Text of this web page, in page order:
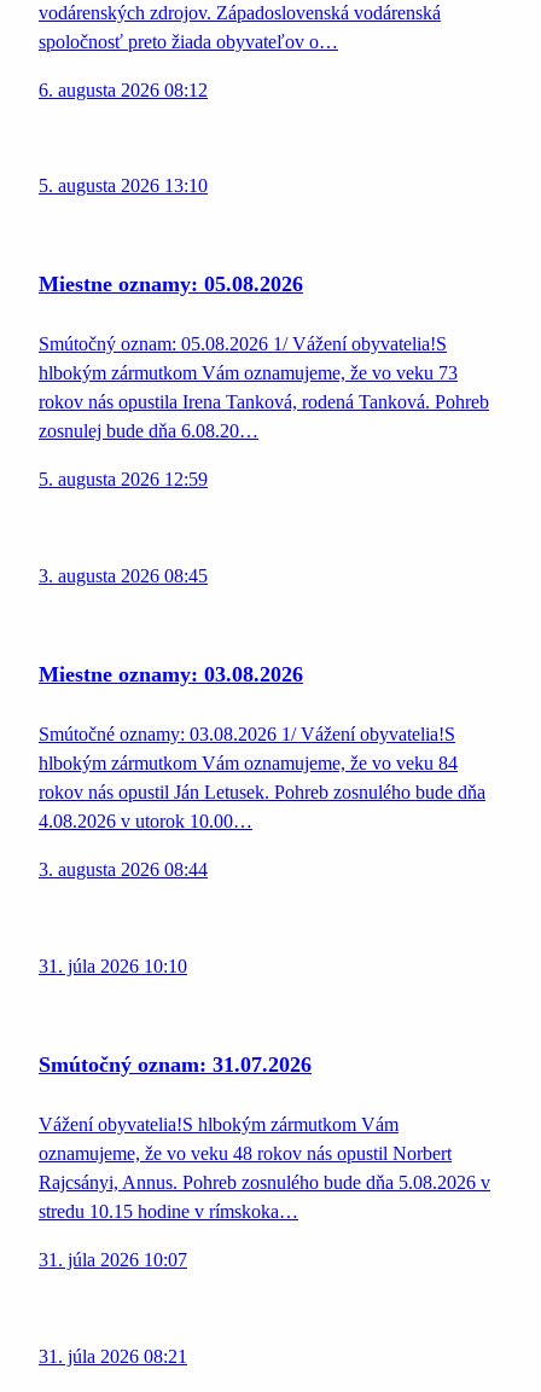
vodárenských zdrojov. Západoslovenská vodárenská
spoločnosť preto žiada obyvateľov o…
6. augusta 2026 08:12
5. augusta 2026 13:10
Miestne oznamy: 05.08.2026
Smútočný oznam: 05.08.2026 1/ Vážení obyvatelia!S
hlbokým zármutkom Vám oznamujeme, že vo veku 73
rokov nás opustila Irena Tanková, rodená Tanková. Pohreb
zosnulej bude dňa 6.08.20…
5. augusta 2026 12:59
3. augusta 2026 08:45
Miestne oznamy: 03.08.2026
Smútočné oznamy: 03.08.2026 1/ Vážení obyvatelia!S
hlbokým zármutkom Vám oznamujeme, že vo veku 84
rokov nás opustil Ján Letusek. Pohreb zosnulého bude dňa
4.08.2026 v utorok 10.00…
3. augusta 2026 08:44
31. júla 2026 10:10
Smútočný oznam: 31.07.2026
Vážení obyvatelia!S hlbokým zármutkom Vám
oznamujeme, že vo veku 48 rokov nás opustil Norbert
Rajcsányi, Annus. Pohreb zosnulého bude dňa 5.08.2026 v
stredu 10.15 hodine v rímskoka…
31. júla 2026 10:07
31. júla 2026 08:21